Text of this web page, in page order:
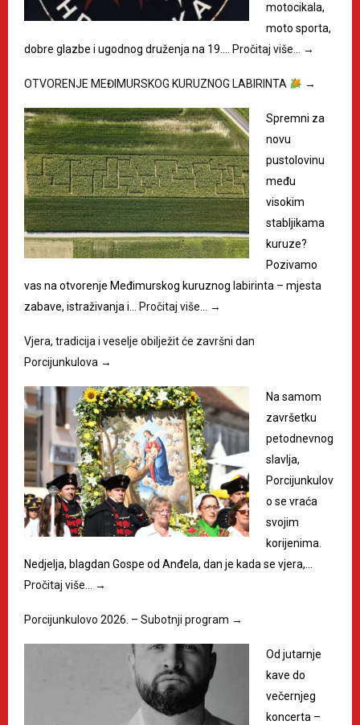
motocikala,
moto sporta,
dobre glazbe i ugodnog druženja na 19.…
Pročitaj više… →
OTVORENJE MEĐIMURSKOG KURUZNOG LABIRINTA →
Spremni za
novu
pustolovinu
među
visokim
stabljikama
kuruze?
Pozivamo
vas na otvorenje Međimurskog kuruznog labirinta – mjesta
zabave, istraživanja i…
Pročitaj više… →
Vjera, tradicija i veselje obilježit će završni dan
Porcijunkulova →
Na samom
završetku
petodnevnog
slavlja,
Porcijunkulov
o se vraća
svojim
korijenima.
Nedjelja, blagdan Gospe od Anđela, dan je kada se vjera,…
Pročitaj više…
→
Porcijunkulovo 2026. – Subotnji program →
Od jutarnje
kave do
večernjeg
koncerta –